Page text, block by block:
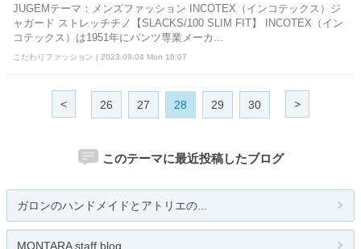
JUGEMテーマ：メンズファッション INCOTEX（インコテックス）ジ
ャガード ストレッチチノ【SLACKS/100 SLIM FIT】 INCOTEX（イン
コテックス）は1951年にパンツ専業メーカ...
こだわりファッション | 2023.09.04 Mon 16:07
< 26 27 28 29 30 >
このテーマに最近投稿したブログ
ガロンのハンドメイドとアトリエの...
MONTARA staff blog